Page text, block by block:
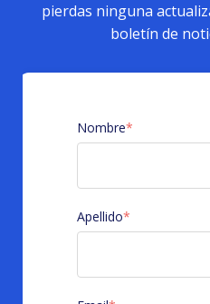
pierdas ninguna
boletín de
Nombre*
Apellido*